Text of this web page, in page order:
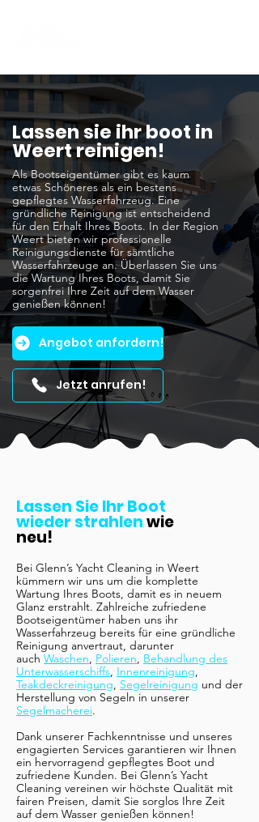
Lassen sie ihr boot in
Weert reinigen!
Als Bootseigentümer gibt es kaum
etwas Schöneres als ein bestens
gepflegtes Wasserfahrzeug. Eine
gründliche Reinigung ist entscheidend
für den Erhalt Ihres Boots. In der Region
Weert bieten wir professionelle
Reinigungsdienste für sämtliche
Wasserfahrzeuge an. Überlassen Sie uns
die Wartung Ihres Boots, damit Sie
sorgenfrei Ihre Zeit auf dem Wasser
genießen können!
Angebot anfordern!
Jetzt anrufen!
Lassen Sie Ihr Boot
wieder strahlenwie
neu!
Bei Glenn’s Yacht Cleaning in Weert
kümmern wir uns um die komplette
Wartung Ihres Boots, damit es in neuem
Glanz erstrahlt. Zahlreiche zufriedene
Bootseigentümer haben uns ihr
Wasserfahrzeug bereits für eine gründliche
Reinigung anvertraut, darunter
auch Waschen, Polieren, Behandlung des
Unterwasserschiffs, Innenreinigung,
Teakdeckreinigung, Segelreinigung und der
Herstellung von Segeln in unserer
Segelmacherei.
Dank unserer Fachkenntnisse und unseres
engagierten Services garantieren wir Ihnen
ein hervorragend gepflegtes Boot und
zufriedene Kunden. Bei Glenn’s Yacht
Cleaning vereinen wir höchste Qualität mit
fairen Preisen, damit Sie sorglos Ihre Zeit
auf dem Wasser genießen können!